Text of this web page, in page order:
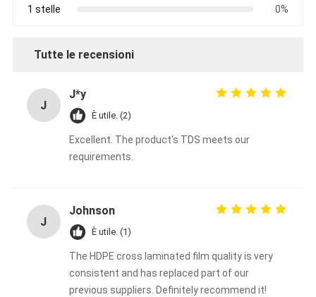
1 stelle
0%
Tutte le recensioni
J
J*y
È utile. (2)
Excellent. The product's TDS meets our
requirements.
J
Johnson
È utile. (1)
The HDPE cross laminated film quality is very
consistent and has replaced part of our
previous suppliers. Definitely recommend it!